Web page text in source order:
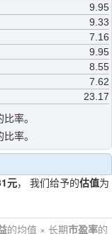
9.95
9.33
7.16
9.95
8.55
7.62
23.17
率。
率。
元， 我们给予的估值为
的均值 × 长期市盈率的